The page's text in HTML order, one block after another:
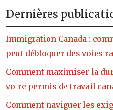
Dernières
Immigration Canada :
peut débloquer des voies
Comment maximiser la
votre permis de travail
Comment naviguer les